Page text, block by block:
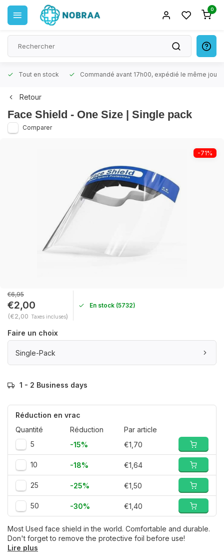
0
Tout en stock Commandé avant 17h00, expédié le même jour
Retour
Face Shield - One Size | Single pack
Comparer
-71%
€6,95
€2,00
(€2,00 Taxes incluses)
En stock (5732)
Faire un choix
Single-Pack
1 - 2 Business days
Réduction en vrac
Quantité
Réduction
Par article
5
-15% €1,70
10 -18% €1,64
25 -25% €1,50
50 -30% €1,40
Most Used face shield in the world. Comfortable and durable.
Don't forget to remove the protective foil before use!
Lire plus